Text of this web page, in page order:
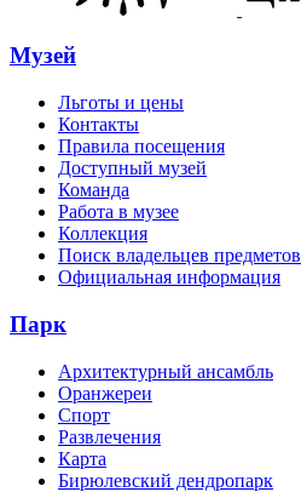
Музей
Льготы и цены
Контакты
Правила посещения
Доступный музей
Команда
Работа в музее
Коллекция
Поиск владельцев предметов
Официальная информация
Парк
Архитектурный ансамбль
Оранжереи
Спорт
Развлечения
Карта
Бирюлевский дендропарк